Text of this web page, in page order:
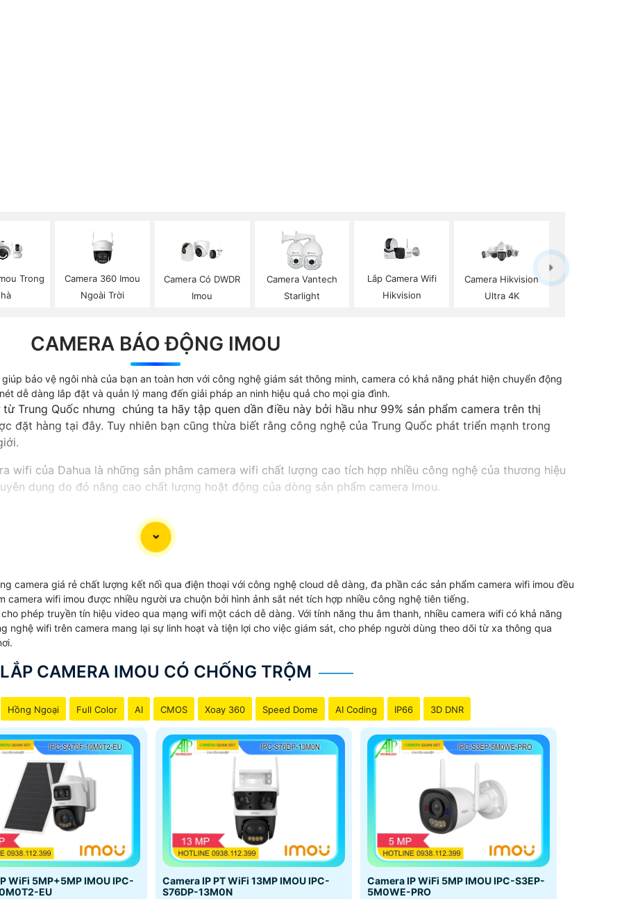
Trong
Camera 360 Imou
Ngoài Trời
Camera Có DWDR
Imou
Camera Vantech
Starlight
Lắp Camera Wifi
Hikvision
Camera Hikvision
Ultra 4K
CAMERA BÁO ĐỘNG IMOU
bảo vệ ngôi nhà của bạn an toàn hơn với công nghệ giám sát thông minh, camera có khả năng phát hiện chuyển động
dễ dàng lắp đặt và quản lý mang đến giải pháp an ninh hiệu quả cho mọi gia đình.
Trung Quốc nhưng chúng ta hãy tập quen dần điều này bởi hầu như 99% sản phẩm camera trên thị
đặt hàng tại đây. Tuy nhiên bạn cũng thừa biết rằng công nghệ của Trung Quốc phát triển mạnh trong
wifi của Dahua là những sản phâm camera wifi chất lượng cao tích hợp nhiều công nghệ của thương hiệu
dụng do đó nâng cao chất lượng hoặt động của dòng sản phẩm camera Imou.
dòng sản phẩm camera thương hiệu top 10 thế giới về camera quan sát và hệ thống an ninh, Camera
cloud và được bảo mật 2 lớ tuyệt đối an ninh.
wifi quốc dân giá rẻ thiết kế ấn tượng sản xuất nhiêu phân khúc với chất lượng hình ảnh khác nhau,
phòng, cửa hàng giải pháp tiết kiệm chi phí hình ảnh đáp ứng nhu cầu giám sát
Camera wifi cố định 2.0MP Ống kính 2.8mm cho góc nhìn 112° đàm thoại 2
chiều
1.100,000 VNĐCamera wifi cố định 2.0MP tích hợp Chống Trộm PIR Phát hiện chuyển động,
Phát hiện âm thanh bất thường.
1.200,000 VNĐ Cảnh báo chủ động: bật đèn và hú còi khi phát hiện có đối tượng xâm nhập.
2.350,000 VNĐ
pin sạc cho thời gian sử dụng lên đến 6 tháng , giúp bạn sử dụng ở bất kỳ
đâu mà không cần dây nguồn và dây tín hiệu
chất lượng hình ảnh trung thực, chính sách và dịch vụ sau bán hàng của thương hiệu Imou rất tốt
ưa chuộn sản phẩm camer wifi imou cho những công trình camera wifi.
camera giá rẻ chất lượng kết nối qua điện thoại với công nghệ cloud dễ dàng, đa phần các sản phẩm camera wifi imou đều
wifi imou được nhiều người ưa chuộn bởi hình ảnh sắt nét tích hợp nhiều công nghệ tiên tiếng.
phép truyền tín hiệu video qua mạng wifi một cách dễ dàng. Với tính năng thu âm thanh, nhiều camera wifi có khả năng
nghệ wifi trên camera mang lại sự linh hoạt và tiện lợi cho việc giám sát, cho phép người dùng theo dõi từ xa thông qua
LẮP CAMERA IMOU CÓ CHỐNG TRỘM
Hồng Ngoại Full Color AI CMOS Xoay 360 Speed Dome AI Coding IP66 3D DNR
WiFi 5MP+5MP IMOU IPC-
EU
Camera IP PT WiFi 13MP IMOU IPC-
S76DP-13M0N
Camera IP WiFi 5MP IMOU IPC-S3EP-
5M0WE-PRO